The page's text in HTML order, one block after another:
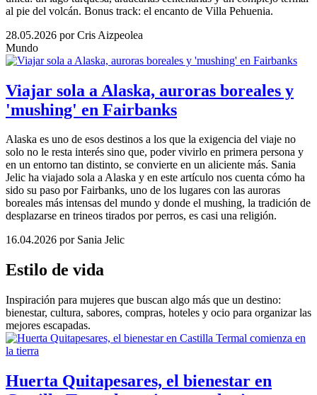
al pie del volcán. Bonus track: el encanto de Villa Pehuenia.
28.05.2026 por Cris Aizpeolea
Mundo
Viajar sola a Alaska, auroras boreales y
'mushing' en Fairbanks
Alaska es uno de esos destinos a los que la exigencia del viaje no
solo no le resta interés sino que, poder vivirlo en primera persona y
en un entorno tan distinto, se convierte en un aliciente más. Sania
Jelic ha viajado sola a Alaska y en este artículo nos cuenta cómo ha
sido su paso por Fairbanks, uno de los lugares con las auroras
boreales más intensas del mundo y donde el mushing, la tradición de
desplazarse en trineos tirados por perros, es casi una religión.
16.04.2026 por Sania Jelic
Estilo de vida
Inspiración para mujeres que buscan algo más que un destino:
bienestar, cultura, sabores, compras, hoteles y ocio para organizar las
mejores escapadas.
Huerta Quitapesares, el bienestar en